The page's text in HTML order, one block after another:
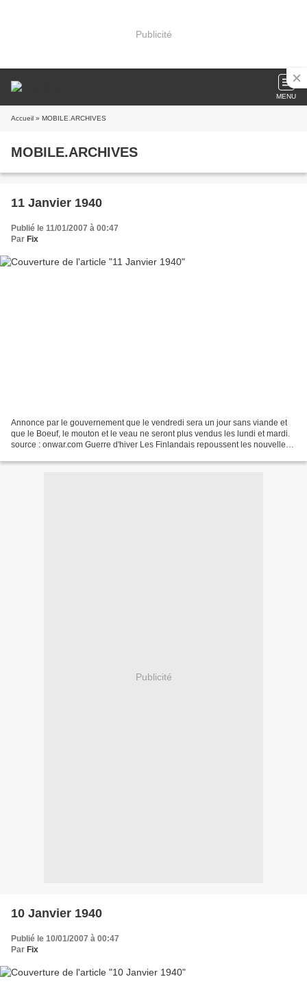
Publicité
MENU
Accueil » MOBILE.ARCHIVES
MOBILE.ARCHIVES
11 Janvier 1940
Publié le 11/01/2007 à 00:47
Par Fix
Annonce par le gouvernement que le vendredi sera un jour sans viande et
que le Boeuf, le mouton et le veau ne seront plus vendus les lundi et mardi.
source : onwar.com Guerre d'hiver Les Finlandais repoussent les nouvelles
Publicité
10 Janvier 1940
Publié le 10/01/2007 à 00:47
Par Fix